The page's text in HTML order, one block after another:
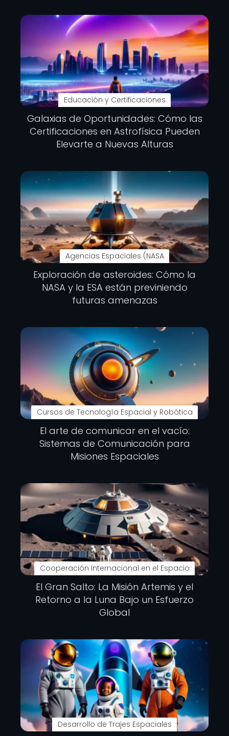
Educación y Certificaciones
Galaxias de Oportunidades: Cómo las
Certificaciones en Astrofísica Pueden
Elevarte a Nuevas Alturas
Agencias Espaciales (NASA
Exploración de asteroides: Cómo la
NASA y la ESA están previniendo
futuras amenazas
Cursos de Tecnología Espacial y Robótica
El arte de comunicar en el vacío:
Sistemas de Comunicación para
Misiones Espaciales
Cooperación Internacional en el Espacio
El Gran Salto: La Misión Artemis y el
Retorno a la Luna Bajo un Esfuerzo
Global
Desarrollo de Trajes Espaciales